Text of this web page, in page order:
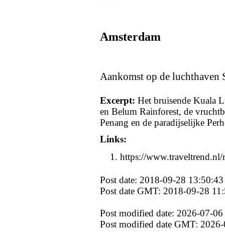
Amsterdam
Aankomst op de luchthaven
Excerpt: Het bruisende Kuala
en Belum Rainforest, de
Penang en de paradijselijke
Links:
https://www.traveltrend.nl/
Post date: 2018-09-28 13:50:43
Post date GMT: 2018-09-28
Post modified date: 2026-07-
Post modified date GMT: